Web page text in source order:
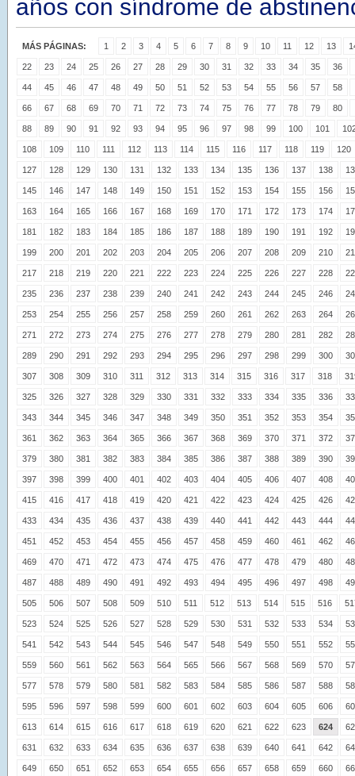
años con síndrome de
MÁS PÁGINAS: 1 2 3 4 5 6 7 8 9 10 11 12 13
22 23 24 25 26 27 28 29 30 31 32 33 34 35 36
44 45 46 47 48 49 50 51 52 53 54 55 56 57 58
66 67 68 69 70 71 72 73 74 75 76 77 78 79 80
88 89 90 91 92 93 94 95 96 97 98 99 100 101
108 109 110 111 112 113 114 115 116 117 118 119 120
127 128 129 130 131 132 133 134 135 136 137 138
145 146 147 148 149 150 151 152 153 154 155 156
163 164 165 166 167 168 169 170 171 172 173 174
181 182 183 184 185 186 187 188 189 190 191 192
199 200 201 202 203 204 205 206 207 208 209 210
217 218 219 220 221 222 223 224 225 226 227 228
235 236 237 238 239 240 241 242 243 244 245 246
253 254 255 256 257 258 259 260 261 262 263 264
271 272 273 274 275 276 277 278 279 280 281 282
289 290 291 292 293 294 295 296 297 298 299 300
307 308 309 310 311 312 313 314 315 316 317 318
325 326 327 328 329 330 331 332 333 334 335 336
343 344 345 346 347 348 349 350 351 352 353 354
361 362 363 364 365 366 367 368 369 370 371 372
379 380 381 382 383 384 385 386 387 388 389 390
397 398 399 400 401 402 403 404 405 406 407 408
415 416 417 418 419 420 421 422 423 424 425 426
433 434 435 436 437 438 439 440 441 442 443 444
451 452 453 454 455 456 457 458 459 460 461 462
469 470 471 472 473 474 475 476 477 478 479 480
487 488 489 490 491 492 493 494 495 496 497 498
505 506 507 508 509 510 511 512 513 514 515 516
523 524 525 526 527 528 529 530 531 532 533 534
541 542 543 544 545 546 547 548 549 550 551 552
559 560 561 562 563 564 565 566 567 568 569 570
577 578 579 580 581 582 583 584 585 586 587 588
595 596 597 598 599 600 601 602 603 604 605 606
613 614 615 616 617 618 619 620 621 622 623 624
631 632 633 634 635 636 637 638 639 640 641 642
649 650 651 652 653 654 655 656 657 658 659 660